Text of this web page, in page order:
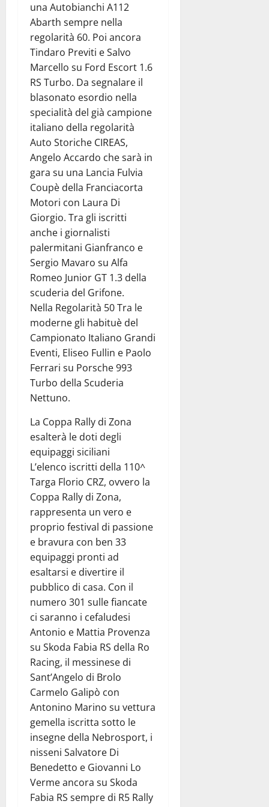
una Autobianchi A112
Abarth sempre nella
regolarità 60. Poi ancora
Tindaro Previti e Salvo
Marcello su Ford Escort 1.6
RS Turbo. Da segnalare il
blasonato esordio nella
specialità del già campione
italiano della regolarità
Auto Storiche CIREAS,
Angelo Accardo che sarà in
gara su una Lancia Fulvia
Coupè della Franciacorta
Motori con Laura Di
Giorgio. Tra gli iscritti
anche i giornalisti
palermitani Gianfranco e
Sergio Mavaro su Alfa
Romeo Junior GT 1.3 della
scuderia del Grifone.
Nella Regolarità 50 Tra le
moderne gli habituè del
Campionato Italiano Grandi
Eventi, Eliseo Fullin e Paolo
Ferrari su Porsche 993
Turbo della Scuderia
Nettuno.
La Coppa Rally di Zona
esalterà le doti degli
equipaggi siciliani
L’elenco iscritti della 110^
Targa Florio CRZ, ovvero la
Coppa Rally di Zona,
rappresenta un vero e
proprio festival di passione
e bravura con ben 33
equipaggi pronti ad
esaltarsi e divertire il
pubblico di casa. Con il
numero 301 sulle fiancate
ci saranno i cefaludesi
Antonio e Mattia Provenza
su Skoda Fabia RS della Ro
Racing, il messinese di
Sant’Angelo di Brolo
Carmelo Galipò con
Antonino Marino su vettura
gemella iscritta sotto le
insegne della Nebrosport, i
nisseni Salvatore Di
Benedetto e Giovanni Lo
Verme ancora su Skoda
Fabia RS sempre di R5 Rally